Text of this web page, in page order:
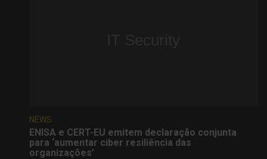
NEWS
ENISA e CERT-EU emitem declaração conjunta
para ‘aumentar ciber resiliência das
organizações’